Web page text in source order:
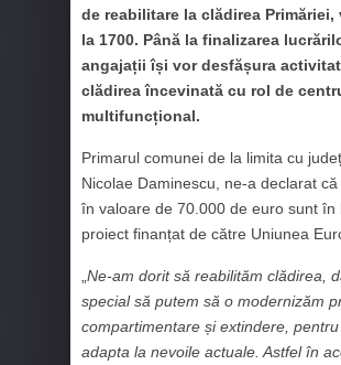
de reabilitare la clădirea Primăriei,
la 1700. Până la finalizarea
angajații își vor desfășura
clădirea încevinată cu rol de
multifuncțional.
Primarul comunei de la limita cu
Nicolae Daminescu, ne-a declarat
în valoare de 70.000 de euro sunt în
proiect finanțat de către Uniunea
„Ne-am dorit să reabilităm clădirea,
special să putem să o modernizăm
compartimentare și extindere,
adapta la nevoile actuale. Astfel în